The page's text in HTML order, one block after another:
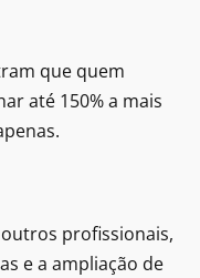
que quem
até 150% a mais
profissionais,
e a ampliação de